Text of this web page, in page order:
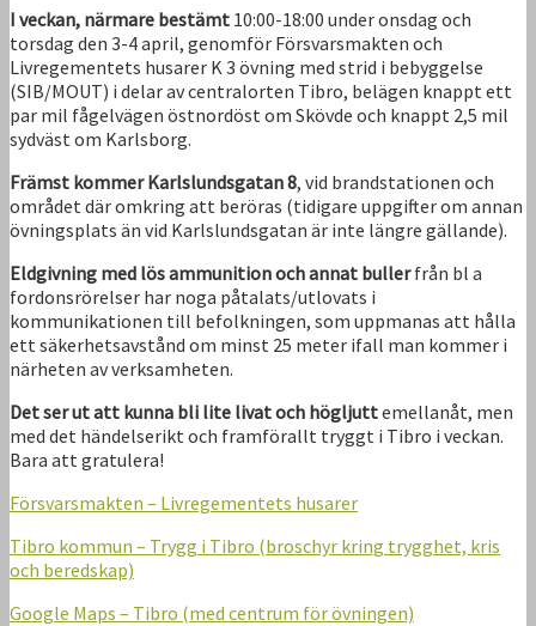
I veckan, närmare bestämt 10:00-18:00 under onsdag och
torsdag den 3-4 april, genomför Försvarsmakten och
Livregementets husarer K 3 övning med strid i bebyggelse
(SIB/MOUT) i delar av centralorten Tibro, belägen knappt ett
par mil fågelvägen östnordöst om Skövde och knappt 2,5 mil
sydväst om Karlsborg.
Främst kommer Karlslundsgatan 8, vid brandstationen och
området där omkring att beröras (tidigare uppgifter om annan
övningsplats än vid Karlslundsgatan är inte längre gällande).
Eldgivning med lös ammunition och annat bullerfrån bl a
fordonsrörelser har noga påtalats/utlovats i
kommunikationen till befolkningen, som uppmanas att hålla
ett säkerhetsavstånd om minst 25 meter ifall man kommer i
närheten av verksamheten.
Det ser ut att kunna bli lite livat och högljuttemellanåt, men
med det händelserikt och framförallt tryggt i Tibro i veckan.
Bara att gratulera!
Försvarsmakten – Livregementets husarer
Tibro kommun – Trygg i Tibro (broschyr kring trygghet, kris
och beredskap)
Google Maps – Tibro (med centrum för övningen)